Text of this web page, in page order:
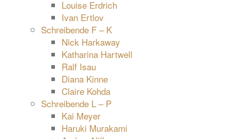
Louise Erdrich
Ivan Ertlov
Schreibende F – K
Nick Harkaway
Katharina Hartwell
Ralf Isau
Diana Kinne
Claire Kohda
Schreibende L – P
Kai Meyer
Haruki Murakami